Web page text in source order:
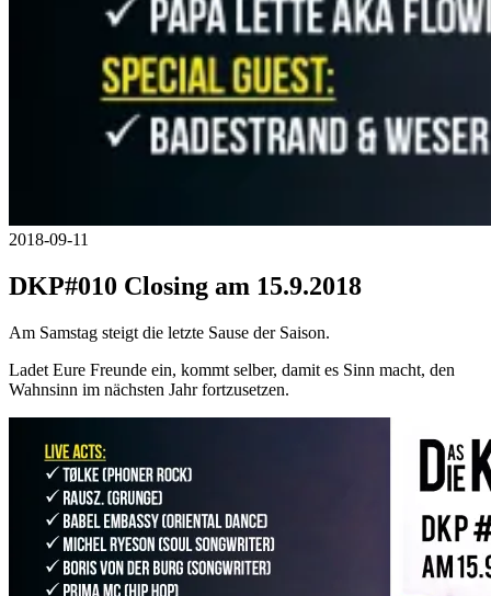
2018-09-11
DKP#010 Closing am 15.9.2018
Am Samstag steigt die letzte Sause der Saison.
Ladet Eure Freunde ein, kommt selber, damit es Sinn macht, den
Wahnsinn im nächsten Jahr fortzusetzen.